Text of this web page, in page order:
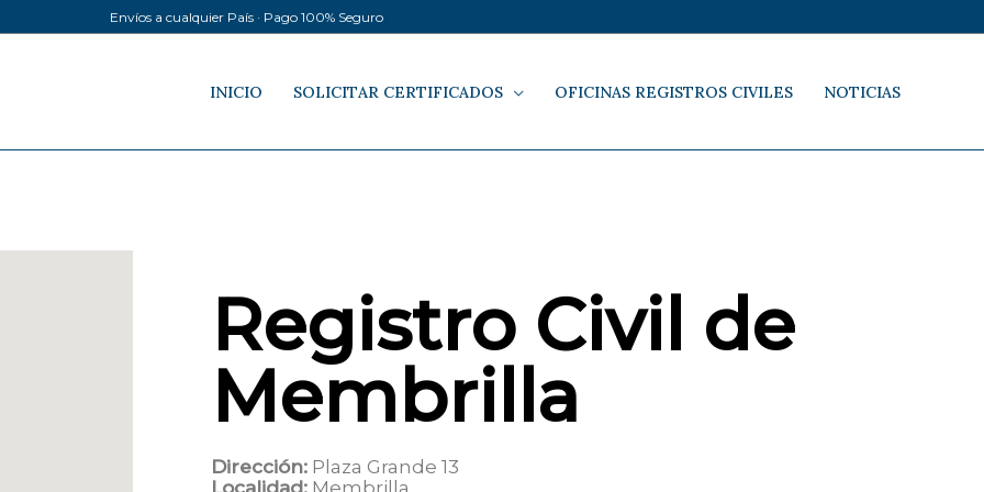
Envíos a cualquier País · Pago 100% Seguro
INICIO SOLICITAR CERTIFICADOS OFICINAS REGISTROS CIVILES NOTICIAS
Registro Civil de
Membrilla
Dirección: Plaza Grande 13
Localidad: Membrilla